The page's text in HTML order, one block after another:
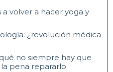
volver a hacer yoga y
¿revolución médica
no siempre hay que
pena repararlo